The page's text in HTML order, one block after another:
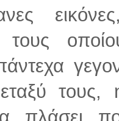
πλάσει